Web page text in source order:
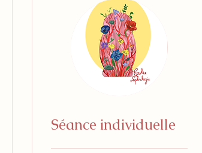
Séance individuelle